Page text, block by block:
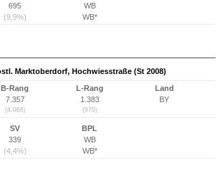
695
(9,9%)
WB
WB*
Marktoberdorf, Hochwiesstraße (St 2008)
B-Rang
7.357
(4.968)
L-Rang
1.383
(970)
Land
BY
SV
339
(4,4%)
BPL
WB
WB*